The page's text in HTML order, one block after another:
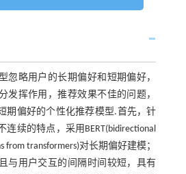
忽略用户的长期偏好和短期偏好，
发挥作用，推荐效果不佳的问题，
期偏好的个性化推荐模型.首先，针
续的特点，采用BERT(bidirectional
from transformers)对长期偏好建模；
与用户交互的间隔时间较短，具有